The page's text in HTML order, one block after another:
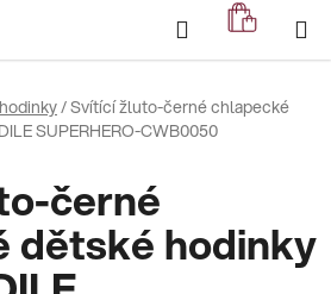
Hledat
KOŠÍK
/Svítící žluto-černé chlapecké
SUPERHERO-CWB0050
černé
dětské hodinky